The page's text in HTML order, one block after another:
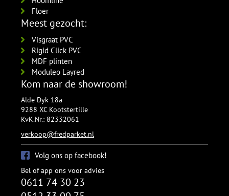
Floer
Meest gezocht:
Visgraat PVC
Rigid Click PVC
MDF plinten
Moduleo Layred
Kom naar de showroom!
Alde Dyk 18a
9288 XC Kootstertille
KvK.Nr.: 82332061
verkoop@fredparket.nl
Volg ons op facebook!
Bel of app ons voor advies
0611 74 30 23